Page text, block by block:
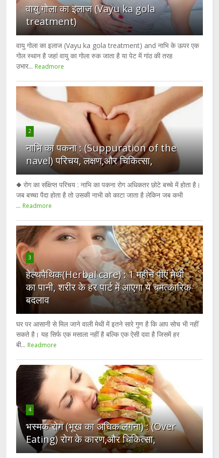
वायु गोला का इलाज (Vayu ka gola
treatment)
वायु गोला का इलाज (Vayu ka gola treatment) and नाभि के ऊपर एक
गोल स्थान है जहां वायु का गोला रुक जाता है या पेट में गांठ की तरह
उभार... Readmore
2
नाभि का पकना : (Suppuration of the
navel) परिचय, लक्षण,और चिकित्सा,
◆ रोग का संक्षिप्त परिचय : नाभि का पकना रोग अधिकतर छोटे बच्चे में होता है।
जब बच्चा पैदा होता है तो उसकी नाभी को काटा जाता है लेकिन जब कभी
... Readmore
3
हेल्थपैथिक(Herbal care) : 1 महीने पीएं मेथी
का पानी, शरीर के हर पार्ट में आएगा ये चमत्कारिक
बदलाव
घर पर आसानी से मिल जाने वाली मेथी में इतने सारे गुण है कि आप सोच भी नहीं
सकते है। यह सिर्फ एक मसाला नहीं है बल्कि एक ऐसी दवा है जिसमें हर
बी... Readmore
4
भस्मक रोग (भूख का अधिक लगना) : (Over
Eating) रोग के कारण,और चिकित्सा,